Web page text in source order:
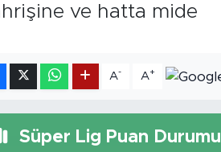
ve hatta mide
A- A+
Süper Lig Puan Durumu